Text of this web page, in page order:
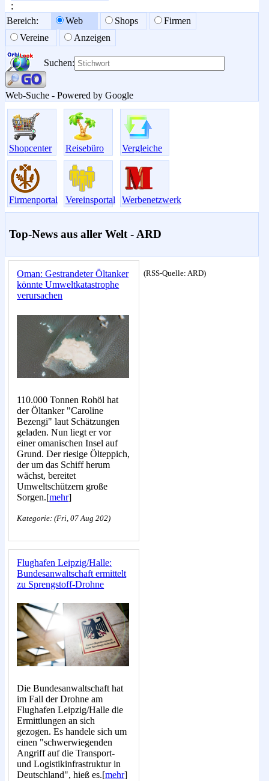
;
Bereich:
Web Shops
Firmen
Vereine
Anzeigen
Suchen:
Web-Suche - Powered by Google
Shopcenter Reisebüro Vergleiche
Firmenportal Vereinsportal Werbenetzwerk
Top-News aus aller Welt - ARD
Oman: Gestrandeter Öltanker
könnte Umweltkatastrophe
verursachen
110.000 Tonnen Rohöl hat
der Öltanker "Caroline
Bezengi" laut Schätzungen
geladen. Nun liegt er vor
einer omanischen Insel auf
Grund. Der riesige Ölteppich,
der um das Schiff herum
wächst, bereitet
Umweltschützern große
Sorgen.[mehr]
Kategorie: (Fri, 07 Aug 202)
Flughafen Leipzig/Halle:
Bundesanwaltschaft ermittelt
zu Sprengstoff-Drohne
Die Bundesanwaltschaft hat
im Fall der Drohne am
Flughafen Leipzig/Halle die
Ermittlungen an sich
gezogen. Es handele sich um
einen "schwerwiegenden
Angriff auf die Transport-
und Logistikinfrastruktur in
Deutschland", hieß es.[mehr]
(RSS-Quelle: ARD)